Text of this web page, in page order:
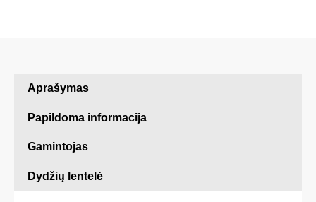
Aprašymas
Papildoma informacija
Gamintojas
Dydžių lentelė